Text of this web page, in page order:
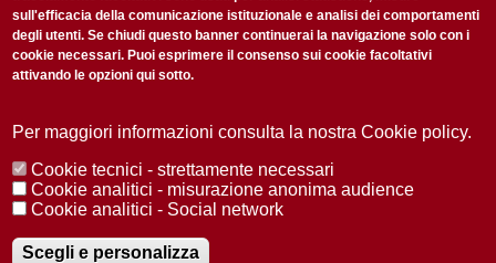
Accetto laPrivacy Policy
Redazione Copyright Privacy
Area stampa
© 2025 Università di Padova
Registrazione presso il Tribunale di Padova n. 2097/2012 del 18 giugno
2012
sull'efficacia della comunicazione istituzionale e analisi dei comportamenti
degli utenti. Se chiudi questo banner continuerai la navigazione solo con i
cookie necessari. Puoi esprimere il consenso sui cookie facoltativi
attivando le opzioni qui sotto.
Per maggiori informazioni consulta la nostra Cookie policy.
Cookie tecnici - strettamente necessari
Cookie analitici - misurazione anonima audience
Cookie analitici - Social network
Scegli e personalizza